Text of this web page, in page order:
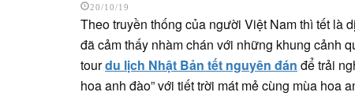
20/10/19
Theo truyền thống của người Việt Nam thì tết là
đã cảm thấy nhàm chán với những khung cảnh
tourdu lịch Nhật Bản tết nguyên đán để trải
hoa anh đào” với tiết trời mát mẻ cùng mùa hoa